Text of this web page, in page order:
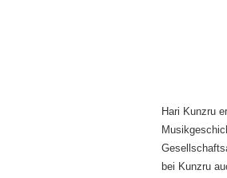
Hari Kunzru
bei Kunzru